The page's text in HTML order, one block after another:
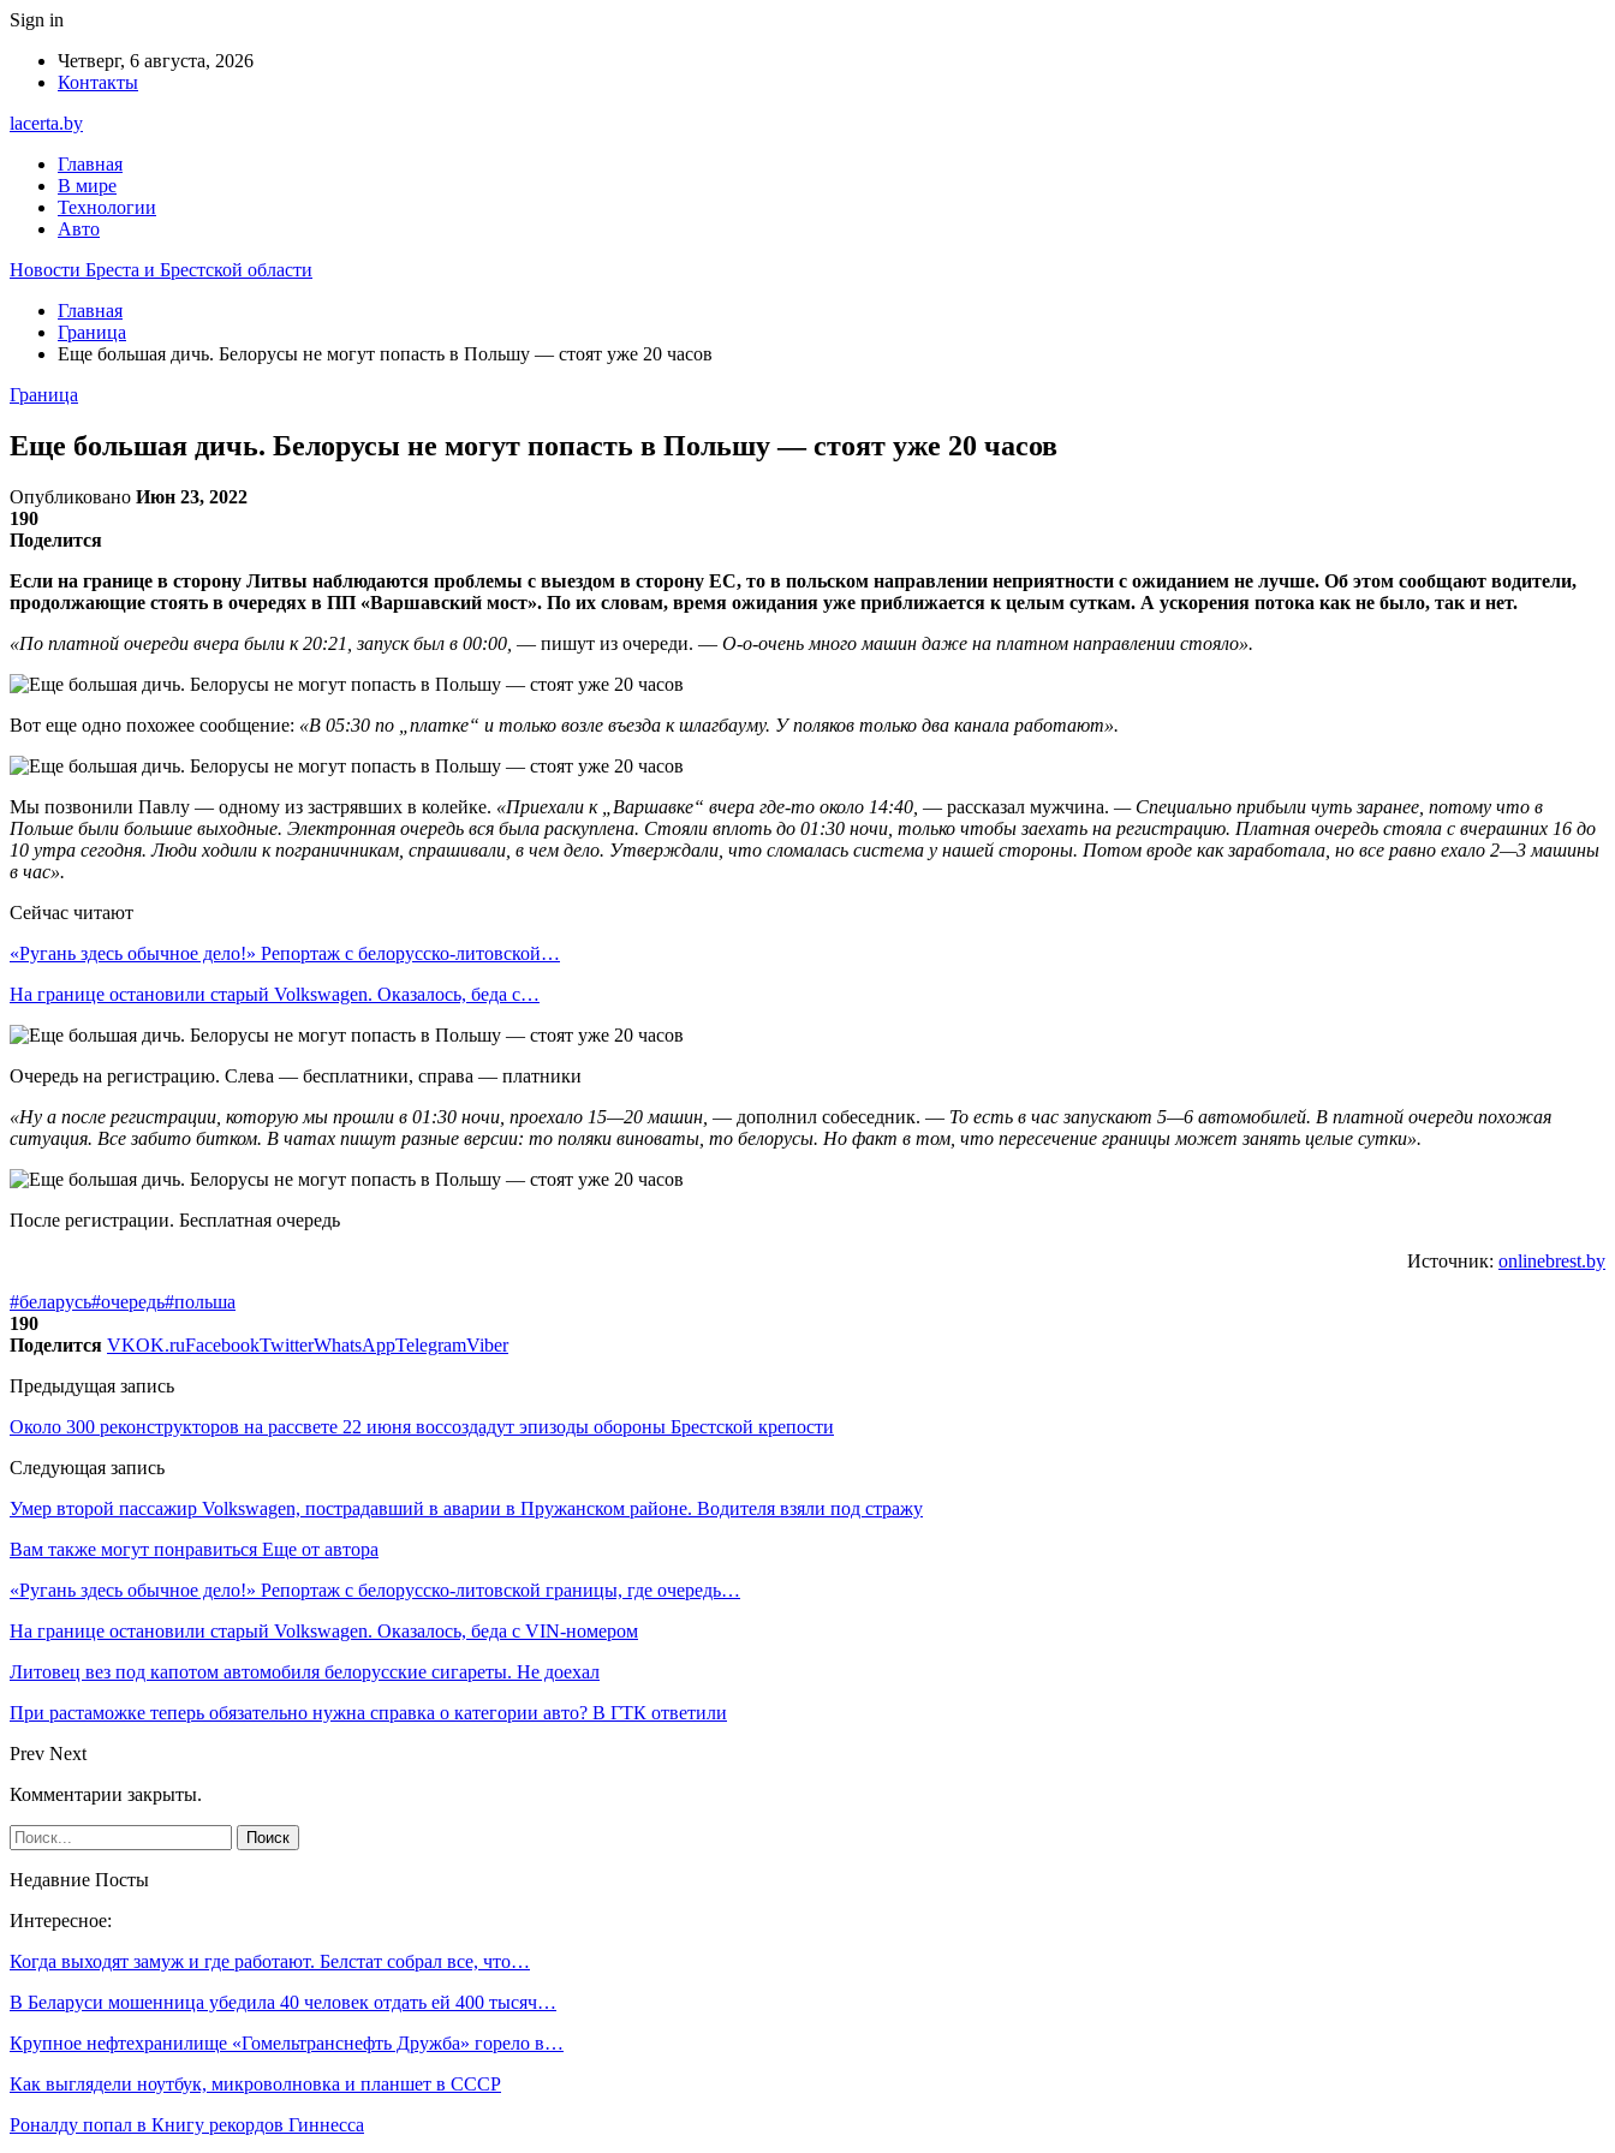
Sign in
Четверг, 6 августа, 2026
Контакты
lacerta.by
Главная
В мире
Технологии
Авто
Новости Бреста и Брестской области
Главная
Граница
Еще большая дичь. Белорусы не могут попасть в Польшу — стоят уже 20 часов
Граница
Еще большая дичь. Белорусы не могут попасть в Польшу — стоят уже 20 часов
Опубликовано Июн 23, 2022
190
Поделится
Если на границе в сторону Литвы наблюдаются проблемы с выездом в сторону ЕС, то в польском направлении неприятности с ожиданием не лучше. Об этом сообщают водители,
продолжающие стоять в очередях в ПП «Варшавский мост». По их словам, время ожидания уже приближается к целым суткам. А ускорения потока как не было, так и нет.
«По платной очереди вчера были к 20:21, запуск был в 00:00, — пишут из очереди. — О-о-очень много машин даже на платном направлении стояло».
Вот еще одно похожее сообщение: «В 05:30 по „платке“ и только возле въезда к шлагбауму. У поляков только два канала работают».
Мы позвонили Павлу — одному из застрявших в колейке. «Приехали к „Варшавке“ вчера где-то около 14:40, — рассказал мужчина. — Специально прибыли чуть заранее, потому что в
Польше были большие выходные. Электронная очередь вся была раскуплена. Стояли вплоть до 01:30 ночи, только чтобы заехать на регистрацию. Платная очередь стояла с вчерашних 16 до
10 утра сегодня. Люди ходили к пограничникам, спрашивали, в чем дело. Утверждали, что сломалась система у нашей стороны. Потом вроде как заработала, но все равно ехало 2—3 машины
в час».
Сейчас читают
«Ругань здесь обычное дело!» Репортаж с белорусско-литовской…
На границе остановили старый Volkswagen. Оказалось, беда с…
Очередь на регистрацию. Слева — бесплатники, справа — платники
«Ну а после регистрации, которую мы прошли в 01:30 ночи, проехало 15—20 машин, — дополнил собеседник. — То есть в час запускают 5—6 автомобилей. В платной очереди похожая
ситуация. Все забито битком. В чатах пишут разные версии: то поляки виноваты, то белорусы. Но факт в том, что пересечение границы может занять целые сутки».
После регистрации. Бесплатная очередь
Источник: onlinebrest.by
#беларусь#очередь#польша
190
Поделится VKOK.ruFacebookTwitterWhatsAppTelegramViber
Предыдущая запись
Около 300 реконструкторов на рассвете 22 июня воссоздадут эпизоды обороны Брестской крепости
Следующая запись
Умер второй пассажир Volkswagen, пострадавший в аварии в Пружанском районе. Водителя взяли под стражу
Вам также могут понравиться Еще от автора
«Ругань здесь обычное дело!» Репортаж с белорусско-литовской границы, где очередь…
На границе остановили старый Volkswagen. Оказалось, беда с VIN-номером
Литовец вез под капотом автомобиля белорусские сигареты. Не доехал
При растаможке теперь обязательно нужна справка о категории авто? В ГТК ответили
Prev Next
Комментарии закрыты.
Недавние Посты
Интересное:
Когда выходят замуж и где работают. Белстат собрал все, что…
В Беларуси мошенница убедила 40 человек отдать ей 400 тысяч…
Крупное нефтехранилище «Гомельтранснефть Дружба» горело в…
Как выглядели ноутбук, микроволновка и планшет в СССР
Роналду попал в Книгу рекордов Гиннесса